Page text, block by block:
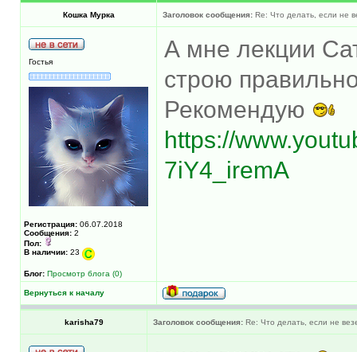
Кошка Мурка Заголовок сообщения: Re: Что делать, если не
Гостья
Регистрация: 06.07.2018
Сообщения: 2
Пол:
В наличии: 23
Блог: Просмотр блога (0)
А мне лекции
строю
Рекомендую
https://
7iY4_iremA
Вернуться к началу
karisha79 Заголовок сообщения: Re: Что делать, если не